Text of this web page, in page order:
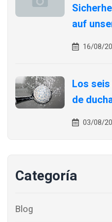
auf
16/08/
Los
de
03/08/
Categoría
Blog